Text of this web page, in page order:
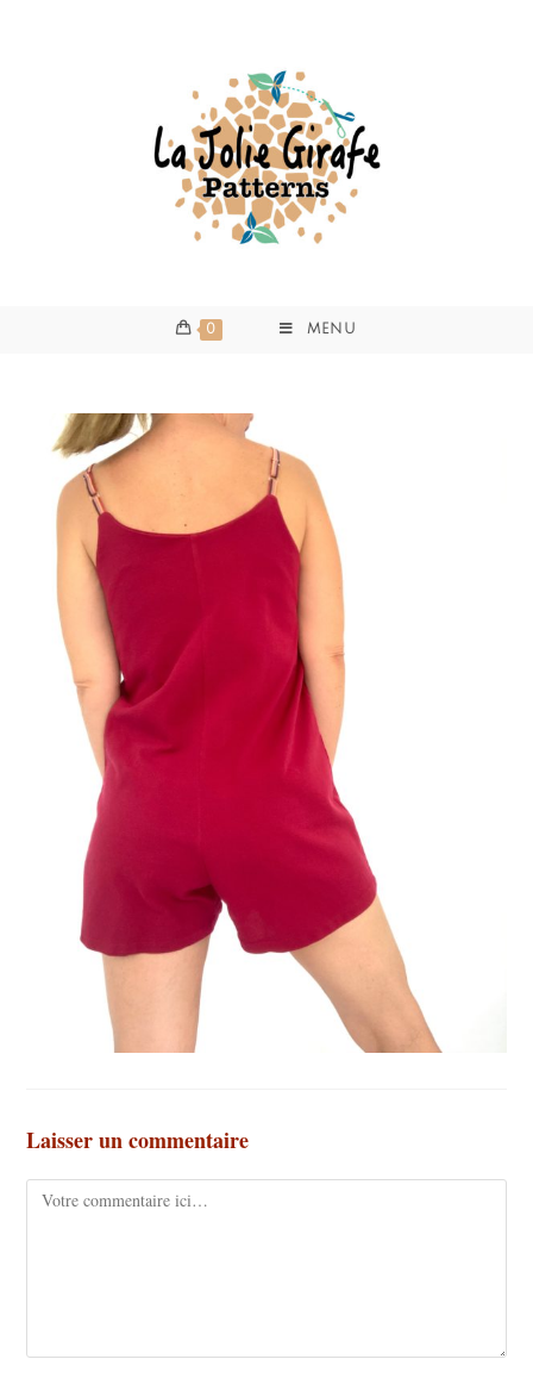
0 MENU
Laisser un commentaire